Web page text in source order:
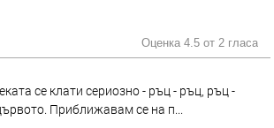
Оценка 4.5 от 2 гласа
се клати сериозно - ръц - ръц, ръц -
Приближавам се на п...